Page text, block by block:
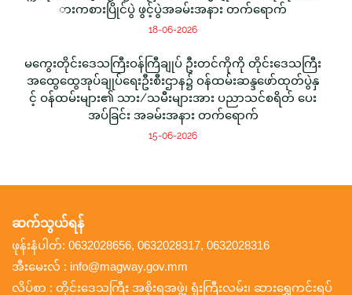
ားကစားပြိုင်ပွဲ ဖွင့်ပွဲအခမ်းအနား တက်ရောက်
18-06-2026
မကွေးတိုင်းဒေသကြီးဝန်ကြီချုပ် ဦးတင်ကိုကို တိုင်းဒေသကြီး
အထွေထွေအုပ်ချုပ်ရေးဦးစီးဌာန၌ ဝန်ထမ်းဆန္ဒဖော်ထုတ်ပွဲနှ
င့် ဝန်ထမ်းများ၏ သား/သမီးများအား ပညာသင်စရိတ် ပေး
အပ်ခြင်း အခမ်းအနား တက်ရောက်
15-06-2026
ဆက်သွယ်ရန်
ဖုန်းနံပါတ်: 0632028656, 0632028317, 0632028316
အီးမေးလ် : info@magway.gov.mm
လိပ်စာ : တိုင်းဒေသကြီး အစိုးရအဖွဲ့၊ ရုံးကြီးလမ်း၊ ဆားရွှေကင်းရပ်